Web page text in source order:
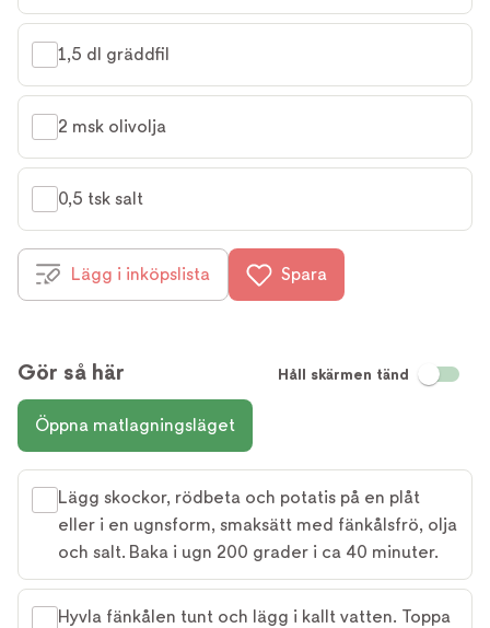
1,5 dl gräddfil
2 msk olivolja
0,5 tsk salt
Lägg i inköpslista Spara
Gör så här Håll skärmen tänd
Öppna matlagningsläget
Lägg skockor, rödbeta och potatis på en plåt
eller i en ugnsform, smaksätt med fänkålsfrö, olja
och salt. Baka i ugn 200 grader i ca 40 minuter.
Hyvla fänkålen tunt och lägg i kallt vatten. Toppa